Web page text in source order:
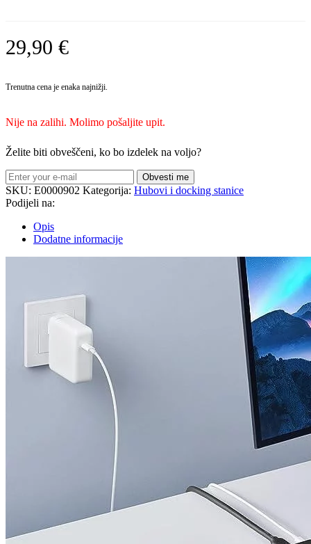
29,90 €
Trenutna cena je enaka najnižji.
Nije na zalihi. Molimo pošaljite upit.
Želite biti obveščeni, ko bo izdelek na voljo?
Obvesti me
SKU: E0000902 Kategorija: Hubovi i docking stanice
Podijeli na:
Opis
Dodatne informacije